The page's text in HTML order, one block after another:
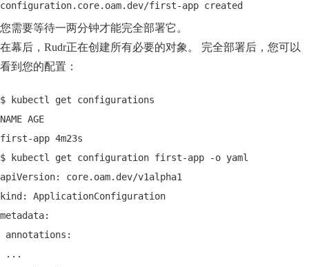
configuration.core.oam.dev/first-app created
您需要等待一两分钟才能完全部署它。
在幕后，Rudr正在创建所有必要的对象。 完全部署后，您可以
看到您的配置：
$ kubectl get configurations
NAME AGE
first-app 4m23s
$ kubectl get configuration first-app -o yaml
apiVersion: core.oam.dev/v1alpha1
kind: ApplicationConfiguration
metadata:
annotations:
...